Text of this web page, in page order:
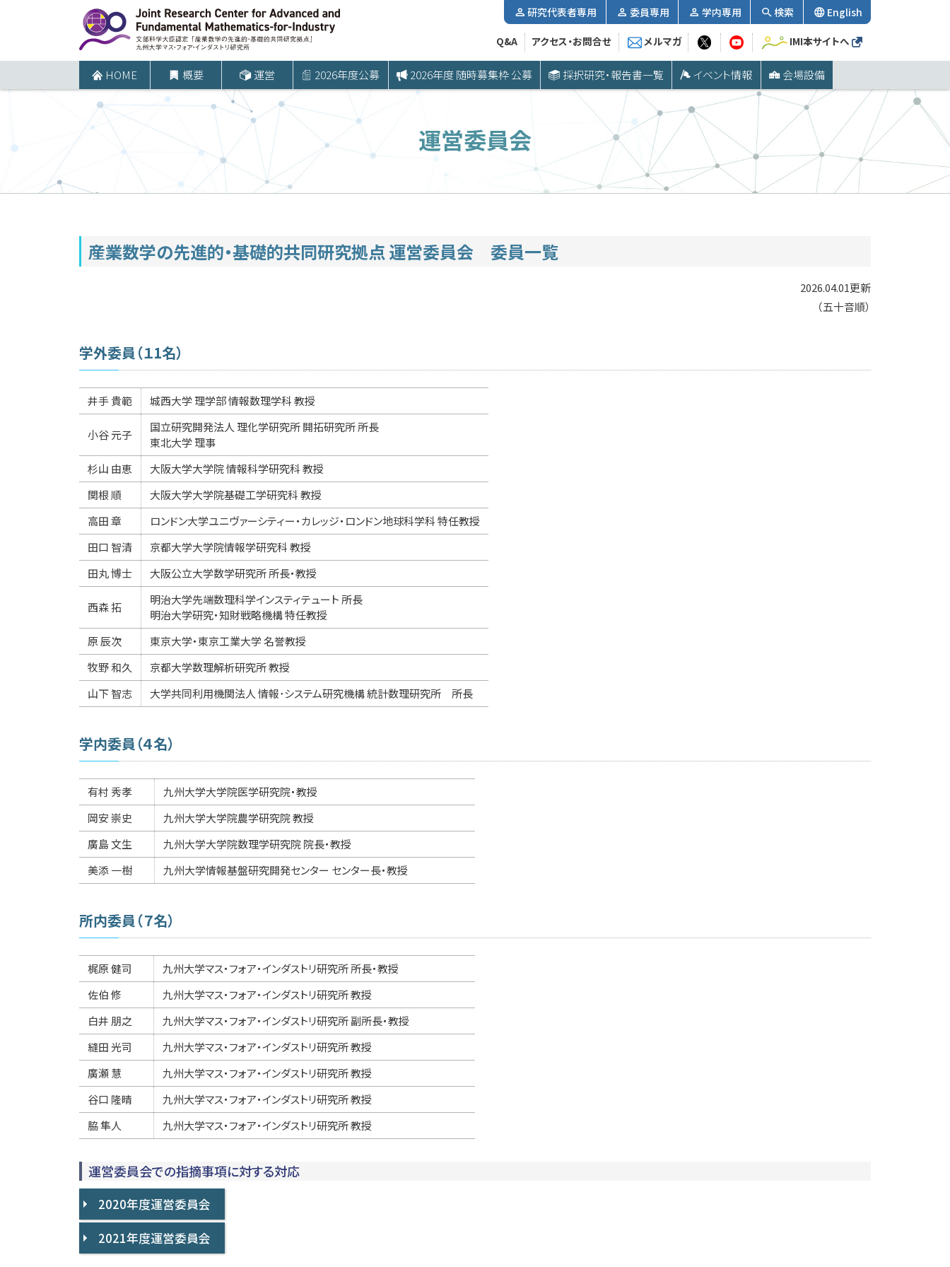
ツ
プ
HOME 概要 運営 2026年度公募 2026年度 随時募集枠 公募 採択研究・報告書一覧 イベント情報 会場設備
研究代表者専用 委員専用 学内専用 検索 English
Q&A アクセス・お問合せ メルマガ IMI本サイトへ
運営委員会
産業数学の先進的・基礎的共同研究拠点 運営委員会 委員一覧
2026.04.01更新
（五十音順）
学外委員（１1名）
井手 貴範 城西大学 理学部 情報数理学科 教授
小谷 元子
国立研究開発法人 理化学研究所 開拓研究所 所長
東北大学 理事
杉山 由恵
大阪大学大学院 情報科学研究科 教授
関根 順
大阪大学大学院基礎工学研究科 教授
高田 章
ロンドン大学ユニヴァーシティー・カレッジ・ロンドン地球科学科 特任教授
田口 智清
京都大学大学院情報学研究科 教授
田丸 博士
大阪公立大学数学研究所 所長・教授
西森 拓
明治大学先端数理科学インスティテュート 所長
明治大学研究・知財戦略機構 特任教授
原 辰次
東京大学・東京工業大学 名誉教授
牧野 和久
京都大学数理解析研究所 教授
山下 智志
大学共同利用機関法人 情報･システム研究機構 統計数理研究所 所長
学内委員（４名）
有村 秀孝
九州大学大学院医学研究院・教授
岡安 崇史
九州大学大学院農学研究院 教授
廣島 文生
九州大学大学院数理学研究院 院長・教授
美添 一樹
九州大学情報基盤研究開発センター センター長・教授
所内委員（７名）
梶原 健司
九州大学マス・フォア・インダストリ研究所 所長・教授
佐伯 修
九州大学マス・フォア・インダストリ研究所 教授
白井 朋之
九州大学マス・フォア・インダストリ研究所 副所長・教授
縫田 光司
九州大学マス・フォア・インダストリ研究所 教授
廣瀬 慧
九州大学マス・フォア・インダストリ研究所 教授
谷口 隆晴
九州大学マス・フォア・インダストリ研究所 教授
脇 隼人
九州大学マス・フォア・インダストリ研究所 教授
運営委員会での指摘事項に対する対応
2020年度運営委員会
2021年度運営委員会